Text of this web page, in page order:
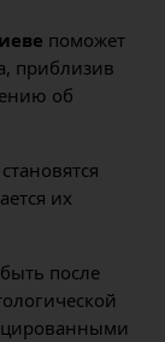
поможет
приблизив
об
их
после